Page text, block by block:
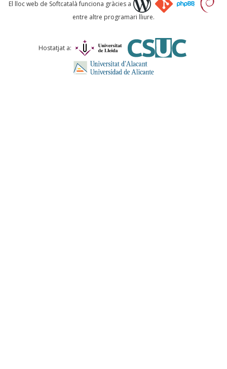
Comentari *
El lloc web de Softcatalà funciona gràcies a
entre altre programari lliure.
Hostatjat a: